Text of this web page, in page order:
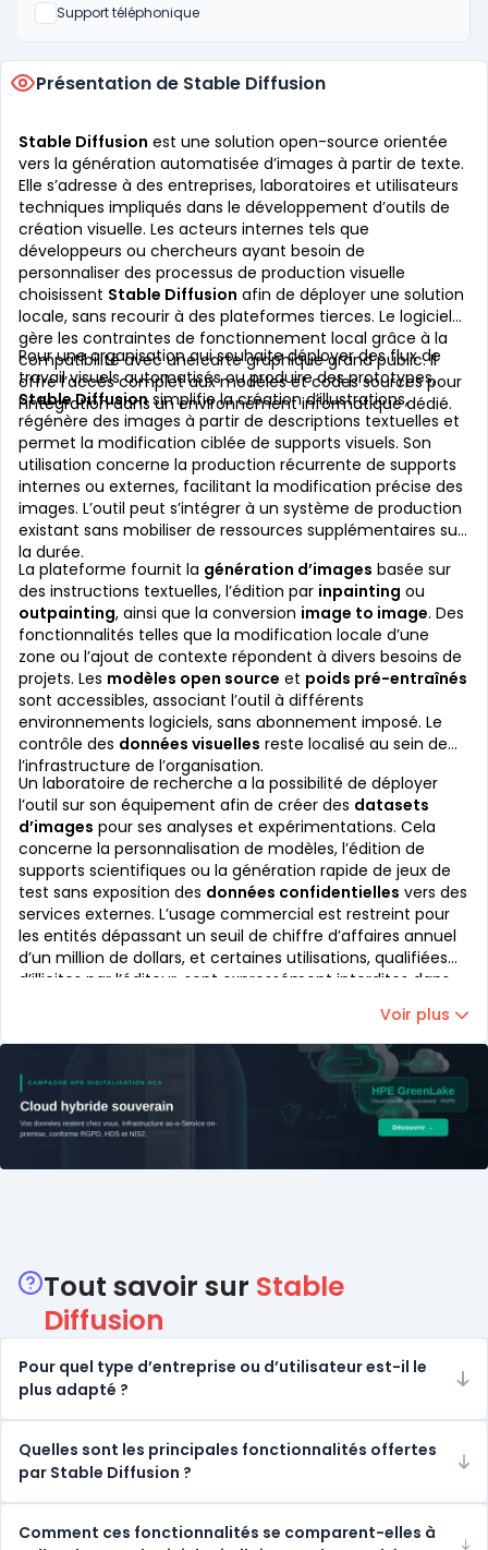
Support téléphonique
Non
Présentation de Stable Diffusion
Stable Diffusion est une solution open-source orientée
vers la génération automatisée d’images à partir de texte.
Elle s’adresse à des entreprises, laboratoires et utilisateurs
techniques impliqués dans le développement d’outils de
création visuelle. Les acteurs internes tels que
développeurs ou chercheurs ayant besoin de
personnaliser des processus de production visuelle
choisissent Stable Diffusion afin de déployer une solution
locale, sans recourir à des plateformes tierces. Le logiciel
gère les contraintes de fonctionnement local grâce à la
compatibilité avec une carte graphique grand public. Il
offre l’accès complet aux modèles et codes sources pour
l’intégration dans un environnement informatique dédié.
Pour une organisation qui souhaite déployer des flux de
travail visuels automatisés ou produire des prototypes,
Stable Diffusionsimplifie la création d’illustrations,
régénère des images à partir de descriptions textuelles et
permet la modification ciblée de supports visuels. Son
utilisation concerne la production récurrente de supports
internes ou externes, facilitant la modification précise des
images. L’outil peut s’intégrer à un système de production
existant sans mobiliser de ressources supplémentaires sur
la durée.
La plateforme fournit la génération d’images basée sur
des instructions textuelles, l’édition par inpainting ou
outpainting, ainsi que la conversion image to image. Des
fonctionnalités telles que la modification locale d’une
zone ou l’ajout de contexte répondent à divers besoins de
projets. Les modèles open source et poids pré-entraînés
sont accessibles, associant l’outil à différents
environnements logiciels, sans abonnement imposé. Le
contrôle des données visuelles reste localisé au sein de
l’infrastructure de l’organisation.
Un laboratoire de recherche a la possibilité de déployer
l’outil sur son équipement afin de créer des datasets
d’images pour ses analyses et expérimentations. Cela
concerne la personnalisation de modèles, l’édition de
supports scientifiques ou la génération rapide de jeux de
test sans exposition des données confidentielles vers des
services externes. L’usage commercial est restreint pour
les entités dépassant un seuil de chiffre d’affaires annuel
d’un million de dollars, et certaines utilisations, qualifiées
d’illicites par l’éditeur, sont expressément interdites dans
Voir plus
Catégories
Tout savoir sur Stable
Diffusion
Pour quel type d’entreprise ou d’utilisateur est-il le
plus adapté ?
Quelles sont les principales fonctionnalités offertes
par Stable Diffusion ?
Comment ces fonctionnalités se comparent-elles à